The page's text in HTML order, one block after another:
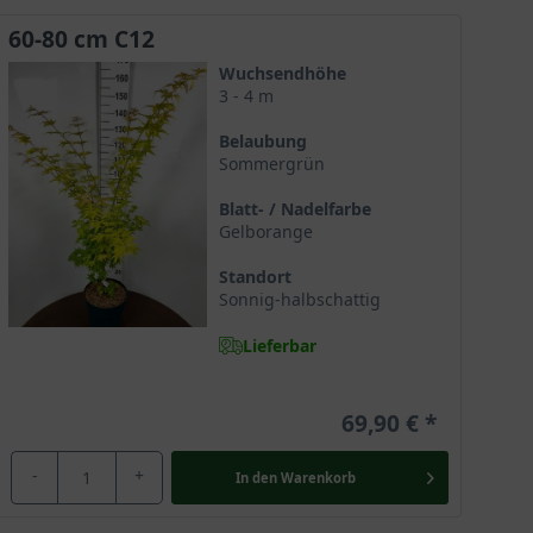
gelben Blattaustrieb, der den Frühling mit
Jahr 1990 und wurde in Italien erstmals selektiert.
60-80 cm C12
Wuchsendhöhe
3 - 4 m
Belaubung
Sommergrün
Blatt- / Nadelfarbe
Gelborange
Standort
Sonnig-halbschattig
Lieferbar
69,90 €
- + In den Warenkorb